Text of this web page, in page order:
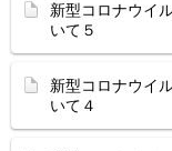
新型コロナウイ
いて５
新型コロナウイ
いて４